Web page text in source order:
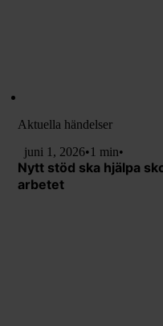
Aktuella händelser
juni 1, 2026•1 min•
Nytt stöd ska hjälpa
arbetet